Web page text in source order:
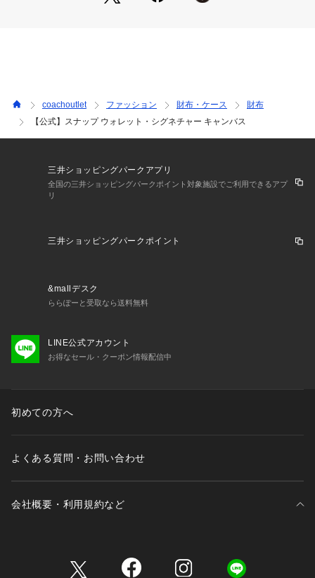
【COACHについて】コーチは80年以上の歴史を誇るライフス
coachoutlet ファッション 財布・ケース
財布
【公式】スナップ ウォレット・シグネチャー キャンバス
三井ショッピングパークアプリ
全国の三井ショッピングパークポイント対象施設でご利用できるアプ
リ
三井ショッピングパークポイント
&mallデスク
ららぽーと受取なら送料無料
LINE公式アカウント
お得なセール・クーポン情報配信中
初めての方へ
よくある質問・お問い合わせ
会社概要・利用規約など